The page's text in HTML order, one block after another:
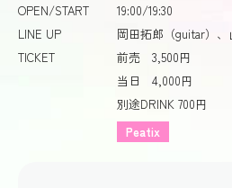
OPEN/START
19:00/19:30
LINE UP
岡田拓郎（guitar）、
TICKET
前売 3,500円
当日 4,000円
別途DRINK 700円
Peatix